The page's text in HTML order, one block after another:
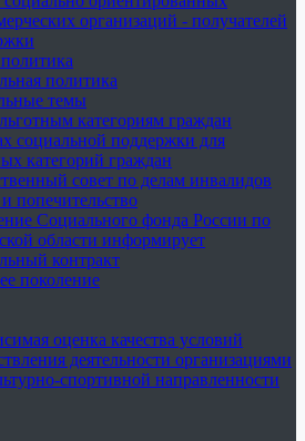
организаций - получателей
политика
темы
категориям граждан
социальной поддержки для
категорий граждан
совет по делам инвалидов
попечительство
Социального фонда России по
области информирует
контракт
поколение
оценка качества условий
деятельности организациями
спортивной направленности